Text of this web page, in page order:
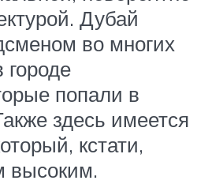
Дубай
во многих
городе
попали в
здесь имеется
кстати,
высоким.